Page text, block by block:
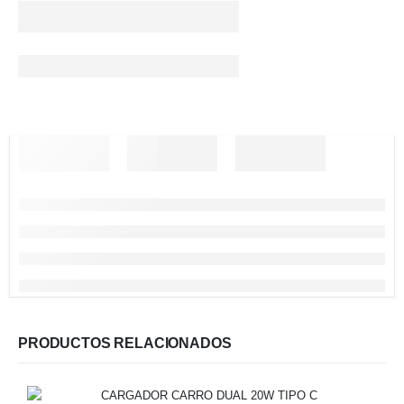
PRODUCTOS RELACIONADOS